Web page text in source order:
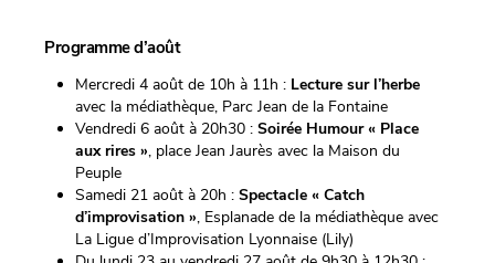
Programme d’août
Mercredi 4 août de 10h à 11h : Lecture sur l’herbe
avec la médiathèque, Parc Jean de la Fontaine
Vendredi 6 août à 20h30 : Soirée Humour « Place
aux rires », place Jean Jaurès avec la Maison du
Peuple
Samedi 21 août à 20h : Spectacle « Catch
d’improvisation », Esplanade de la médiathèque avec
La Ligue d’Improvisation Lyonnaise (Lily)